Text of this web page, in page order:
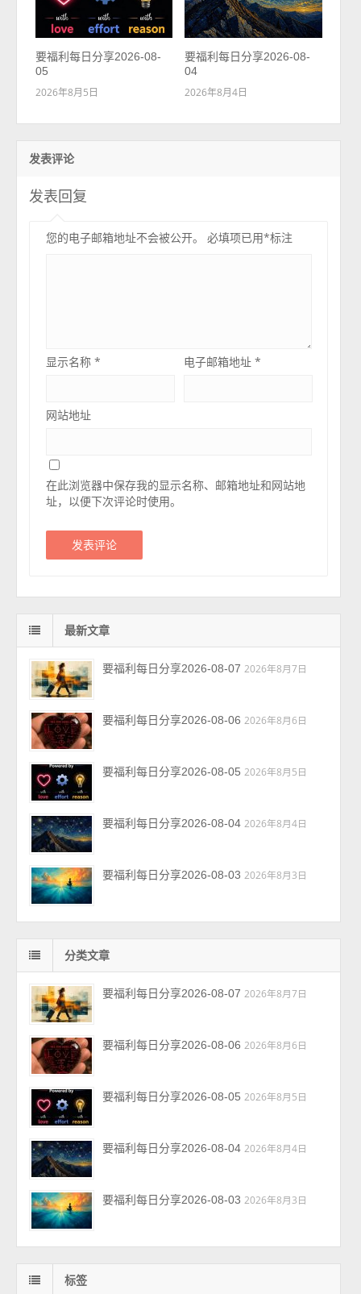
要福利每日分享2026-08-
05
2026年8月5日
要福利每日分享2026-08-
04
2026年8月4日
发表评论
发表回复
您的电子邮箱地址不会被公开。 必填项已用*标注
显示名称* 电子邮箱地址*
网站地址
在此浏览器中保存我的显示名称、邮箱地址和网站地
址，以便下次评论时使用。
最新文章
要福利每日分享2026-08-07 2026年8月7日
要福利每日分享2026-08-06 2026年8月6日
要福利每日分享2026-08-05 2026年8月5日
要福利每日分享2026-08-04 2026年8月4日
要福利每日分享2026-08-03 2026年8月3日
分类文章
要福利每日分享2026-08-07 2026年8月7日
要福利每日分享2026-08-06 2026年8月6日
要福利每日分享2026-08-05 2026年8月5日
要福利每日分享2026-08-04 2026年8月4日
要福利每日分享2026-08-03 2026年8月3日
标签